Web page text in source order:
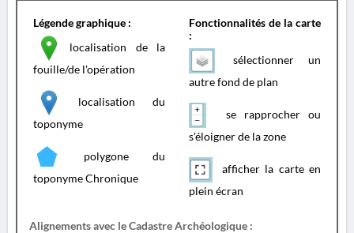
Légende graphique :
localisation de la
fouille/de l'opération
localisation du
toponyme
polygone du
toponyme Chronique
Fonctionnalités de la carte
:
sélectionner un
autre fond de plan
se rapprocher ou
s'éloigner de la zone
afficher la carte en
plein écran
Alignements avec le Cadastre Archéologique :